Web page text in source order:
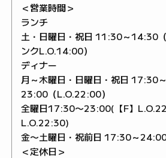
＜営業時間＞
ランチ
土・日曜日・祝日 11:30～14:30
ンクL.O.14:00）
ディナー
月～木曜日・日曜日・祝日 17:30～
23:00（L.O.22:00）
全曜日17:30〜23:00(【F】
L.O.22:30)
金〜土曜日・祝前日 17:30～
＜定休日＞